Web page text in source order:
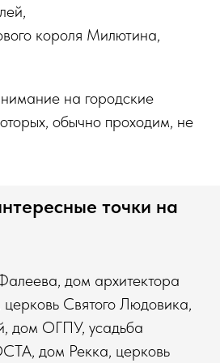
короля Милютина,
на городские
обычно проходим, не
точки на
дом архитектора
Святого Людовика,
дом ОГПУ, усадьба
дом Рекка, церковь